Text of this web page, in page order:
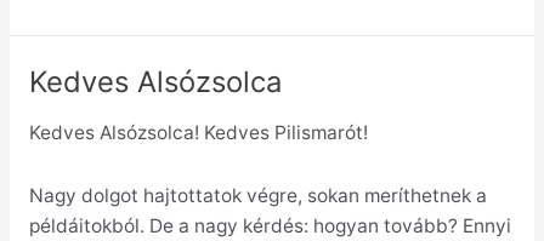
Kedves Alsózsolca
Kedves Alsózsolca! Kedves Pilismarót!
Nagy dolgot hajtottatok végre, sokan meríthetnek a
példáitokból. De a nagy kérdés: hogyan tovább? Ennyi
Kedves